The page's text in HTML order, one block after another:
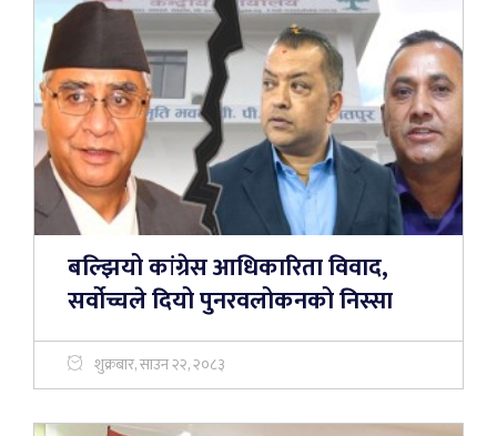
बल्झियो कांग्रेस आधिकारिता विवाद,
सर्वोच्चले दियो पुनरवलोकनको निस्सा
शुक्रबार, साउन २२, २०८३